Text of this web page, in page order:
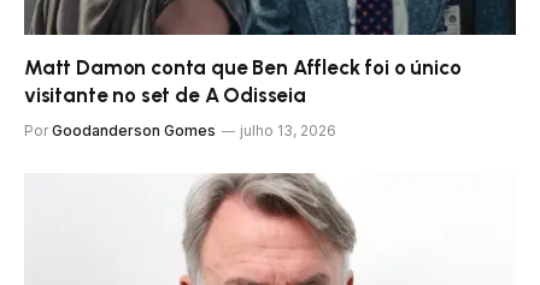
Matt Damon conta que Ben Affleck foi o único
visitante no set de A Odisseia
Por Goodanderson Gomes julho 13, 2026